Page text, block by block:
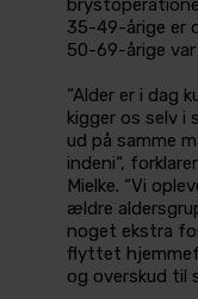
35-49-årige er
50-69-årige var
“Alder er i dag
kigger os selv i
ud på samme
indeni“,
Mielke. “Vi
ældre
noget ekstra
flyttet
og overskud til